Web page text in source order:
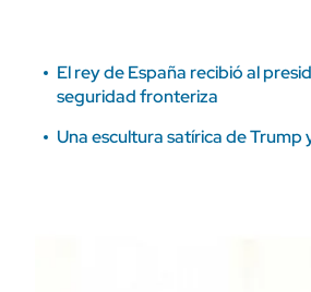
El rey de España recibió al
seguridad fronteriza
Una escultura satírica de Trump